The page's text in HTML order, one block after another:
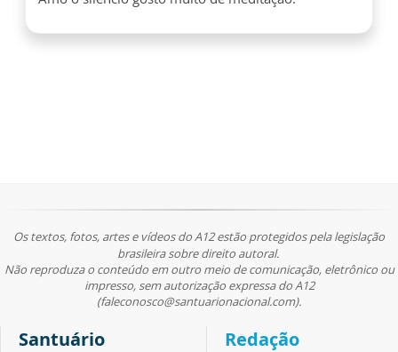
Os textos, fotos, artes e vídeos do A12 estão protegidos pela legislação
brasileira sobre direito autoral.
Não reproduza o conteúdo em outro meio de comunicação, eletrônico ou
impresso, sem autorização expressa do A12
(faleconosco@santuarionacional.com).
Santuário Redação